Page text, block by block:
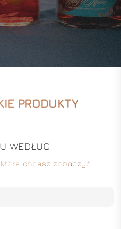
PRODUKTY
WEDŁUG
chcesz zobaczyć